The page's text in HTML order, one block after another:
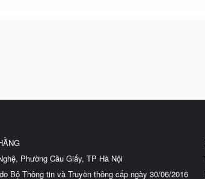
Phường Cầu Giấy, TP Hà Nội
Bộ Thông tin và Truyền thông cấp ngày 30/06/2016